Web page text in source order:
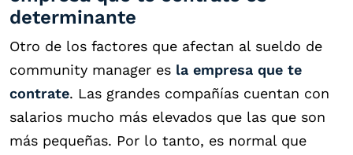
determinante
Otro de los factores que afectan al sueldo de
community manager es la empresa que te
contrate. Las grandes compañías cuentan con
salarios mucho más elevados que las que son
más pequeñas. Por lo tanto, es normal que